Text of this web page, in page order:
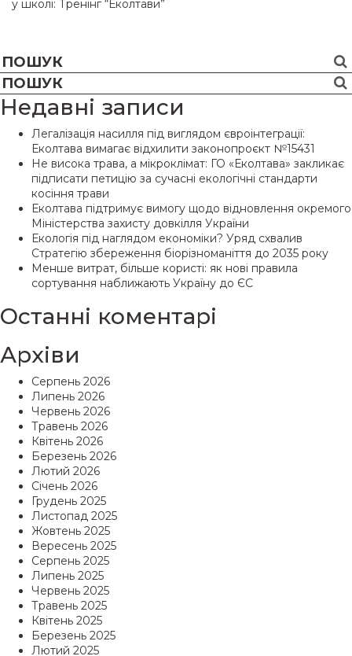
у школі: Тренінг “Еколтави”
Недавні записи
Легалізація насилля під виглядом євроінтеграції:
Еколтава вимагає відхилити законопроєкт №15431
Не висока трава, а мікроклімат: ГО «Еколтава» закликає
підписати петицію за сучасні екологічні стандарти
косіння трави
Еколтава підтримує вимогу щодо відновлення окремого
Міністерства захисту довкілля України
Екологія під наглядом економіки? Уряд схвалив
Стратегію збереження біорізноманіття до 2035 року
Менше витрат, більше користі: як нові правила
сортування наближають Україну до ЄС
Останні коментарі
Архіви
Серпень 2026
Липень 2026
Червень 2026
Травень 2026
Квітень 2026
Березень 2026
Лютий 2026
Січень 2026
Грудень 2025
Листопад 2025
Жовтень 2025
Вересень 2025
Серпень 2025
Липень 2025
Червень 2025
Травень 2025
Квітень 2025
Березень 2025
Лютий 2025